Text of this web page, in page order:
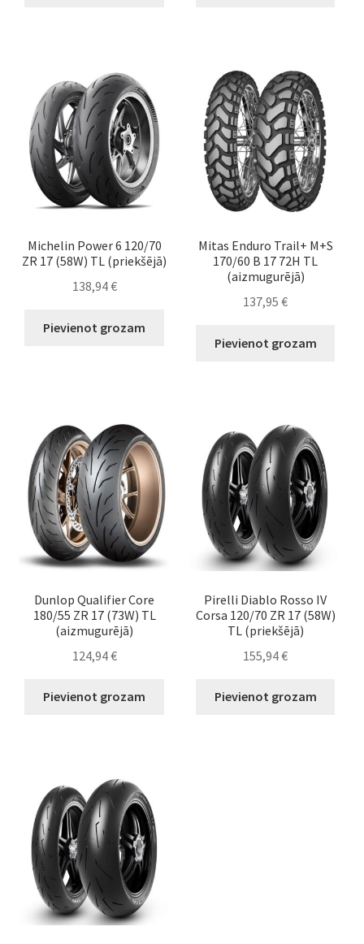
Michelin Power 6 120/70
ZR 17 (58W) TL (priekšējā)
138,94€
Pievienot grozam
Mitas Enduro Trail+ M+S
170/60 B 17 72H TL
(aizmugurējā)
137,95€
Pievienot grozam
Dunlop Qualifier Core
180/55 ZR 17 (73W) TL
(aizmugurējā)
124,94€
Pievienot grozam
Pirelli Diablo Rosso IV
Corsa 120/70 ZR 17 (58W)
TL (priekšējā)
155,94€
Pievienot grozam